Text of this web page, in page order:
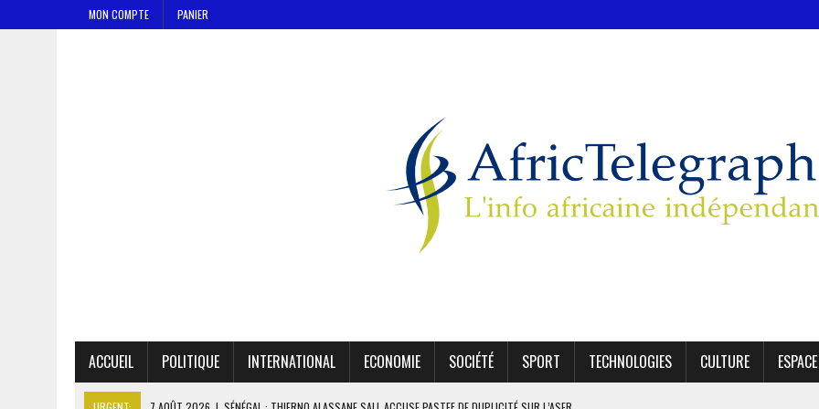
MON COMPTE PANIER
ACCUEIL POLITIQUE INTERNATIONAL ECONOMIE SOCIÉTÉ SPORT TECHNOLOGIES CULTURE